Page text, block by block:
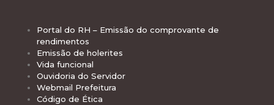
Portal do RH – Emissão do comprovante de
rendimentos
Emissão de holerites
Vida funcional
Ouvidoria do Servidor
Webmail Prefeitura
Código de Ética